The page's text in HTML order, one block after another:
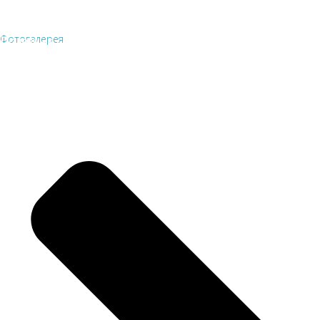
Фотогалерея
Полезные ссылки